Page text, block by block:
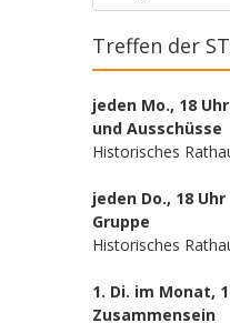
Treffen der
jeden Mo., 18
und Ausschüsse
Historisches
jeden Do., 18
Gruppe
Historisches
1. Di. im Monat,
Zusammensein